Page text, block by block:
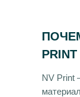
PRINT
NV Print